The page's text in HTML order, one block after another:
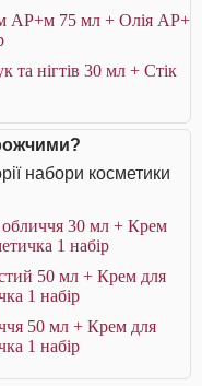
AP+м 75 мл + Олія AP+
та нігтів 30 мл + Стік
набори косметики
30 мл + Крем
1 набір
50 мл + Крем для
1 набір
50 мл + Крем для
1 набір